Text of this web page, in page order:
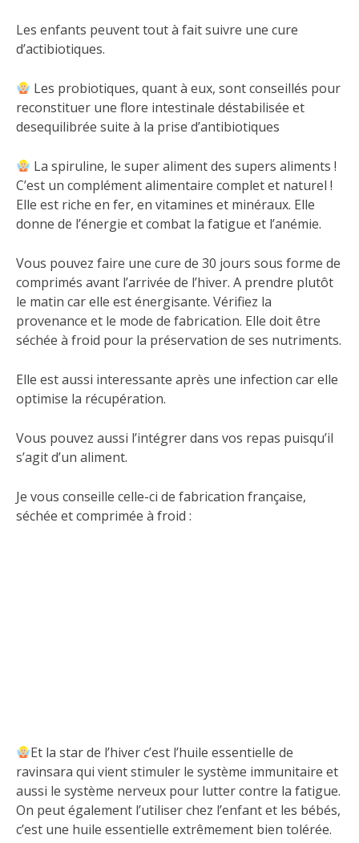
Les enfants peuvent tout à fait suivre une cure
d’actibiotiques.
Les probiotiques, quant à eux, sont conseillés pour
reconstituer une flore intestinale déstabilisée et
desequilibrée suite à la prise d’antibiotiques
La spiruline, le super aliment des supers aliments !
C’est un complément alimentaire complet et naturel !
Elle est riche en fer, en vitamines et minéraux. Elle
donne de l’énergie et combat la fatigue et l’anémie.
Vous pouvez faire une cure de 30 jours sous forme de
comprimés avant l’arrivée de l’hiver. A prendre plutôt
le matin car elle est énergisante. Vérifiez la
provenance et le mode de fabrication. Elle doit être
séchée à froid pour la préservation de ses nutriments.
Elle est aussi interessante après une infection car elle
optimise la récupération.
Vous pouvez aussi l’intégrer dans vos repas puisqu’il
s’agit d’un aliment.
Je vous conseille celle-ci de fabrication française,
séchée et comprimée à froid :
Et la star de l’hiver c’est l’huile essentielle de
ravinsara qui vient stimuler le système immunitaire et
aussi le système nerveux pour lutter contre la fatigue.
On peut également l’utiliser chez l’enfant et les bébés,
c’est une huile essentielle extrêmement bien tolérée.